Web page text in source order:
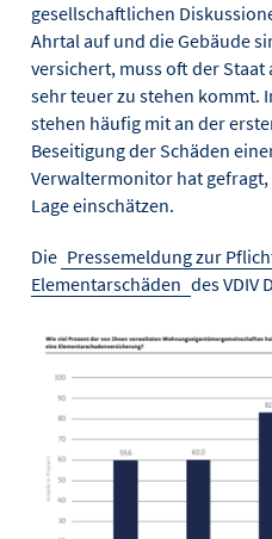
gesellschaftlichen
Ahrtal auf und die Gebäude
versichert, muss oft der Staat
sehr teuer zu stehen kommt.
stehen häufig mit an der
Beseitigung der Schäden
Verwaltermonitor hat
Lage einschätzen.
Die Pressemeldung zur
Elementarschäden des VDIV